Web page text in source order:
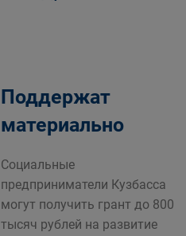
Поддержат
материально
Социальные
предприниматели Кузбасса
могут получить грант до 800
тысяч рублей на развитие